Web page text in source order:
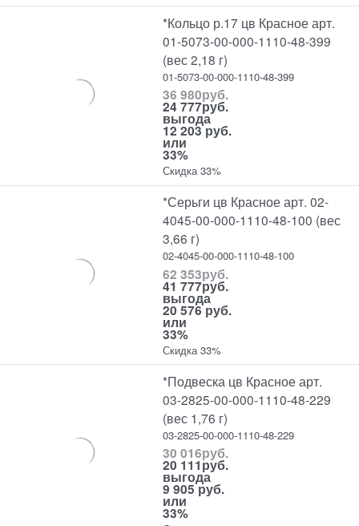
*Кольцо р.17 цв Красное арт.
01-5073-00-000-1110-48-399
(вес 2,18 г)
01-5073-00-000-1110-48-399
36 980руб.
24 777руб.
выгода
12 203 руб.
или
33%
Скидка 33%
*Серьги цв Красное арт. 02-
4045-00-000-1110-48-100 (вес
3,66 г)
02-4045-00-000-1110-48-100
62 353руб.
41 777руб.
выгода
20 576 руб.
или
33%
Скидка 33%
*Подвеска цв Красное арт.
03-2825-00-000-1110-48-229
(вес 1,76 г)
03-2825-00-000-1110-48-229
30 016руб.
20 111руб.
выгода
9 905 руб.
или
33%